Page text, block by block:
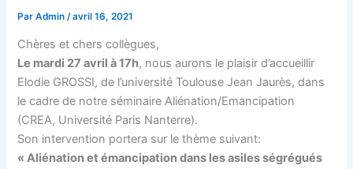
ParAdmin/avril 16, 2021
Chères et chers collègues,
Le mardi 27 avril à 17h, nous aurons le plaisir d’accueillir
Elodie GROSSI, de l’université Toulouse Jean Jaurès, dans
le cadre de notre séminaire Aliénation/Emancipation
(CREA, Université Paris Nanterre).
Son intervention portera sur le thème suivant:
« Aliénation et émancipation dans les asiles ségrégués